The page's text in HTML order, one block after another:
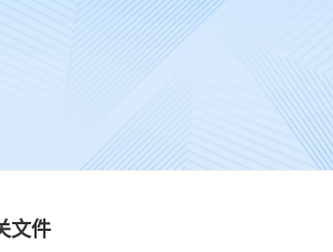
文件